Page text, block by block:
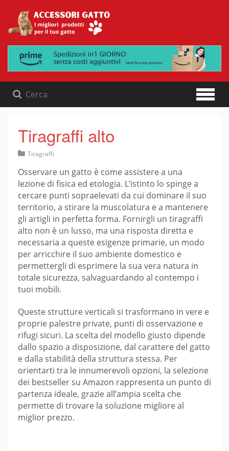
content
Tiragraffi alto
Tiragraffi
Osservare un gatto è come assistere a una
lezione di fisica ed etologia. L’istinto lo spinge a
cercare punti sopraelevati da cui dominare il suo
territorio, a stirare la muscolatura e a mantenere
gli artigli in perfetta forma. Fornirgli un tiragraffi
alto non è un lusso, ma una risposta diretta e
necessaria a queste esigenze primarie, un modo
per arricchire il suo ambiente domestico e
permettergli di esprimere la sua vera natura in
totale sicurezza, salvaguardando al contempo i
tuoi mobili.
Queste strutture verticali si trasformano in vere e
proprie palestre private, punti di osservazione e
rifugi sicuri. La scelta del modello giusto dipende
dallo spazio a disposizione, dal carattere del gatto
e dalla stabilità della struttura stessa. Per
orientarti tra le innumerevoli opzioni, la selezione
dei bestseller su Amazon rappresenta un punto di
partenza ideale, grazie all’ampia scelta che
permette di trovare la soluzione migliore al
miglior prezzo.